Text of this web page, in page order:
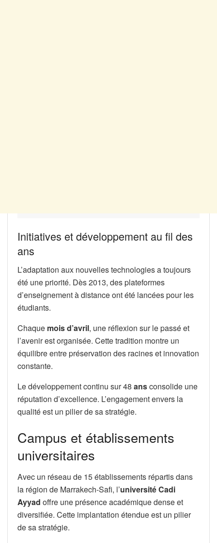
Initiatives et développement au fil des
ans
L’adaptation aux nouvelles technologies a toujours
été une priorité. Dès 2013, des plateformes
d’enseignement à distance ont été lancées pour les
étudiants.
Chaque mois d’avril, une réflexion sur le passé et
l’avenir est organisée. Cette tradition montre un
équilibre entre préservation des racines et innovation
constante.
Le développement continu sur 48 ansconsolide une
réputation d’excellence. L’engagement envers la
qualité est un pilier de sa stratégie.
Campus et établissements
universitaires
Avec un réseau de 15 établissements répartis dans
la région de Marrakech-Safi, l’université Cadi
Ayyad offre une présence académique dense et
diversifiée. Cette implantation étendue est un pilier
de sa stratégie.